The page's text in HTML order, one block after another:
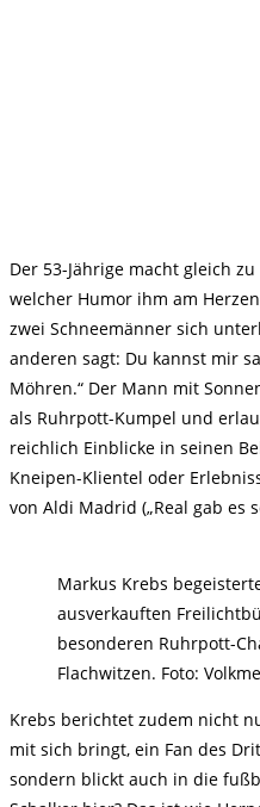
Der 53-Jährige macht gleich
welcher Humor ihm am
zwei Schneemänner sich
anderen sagt: Du kannst mir
Möhren.“ Der Mann mit
als Ruhrpott-Kumpel und
reichlich Einblicke in seinen
Kneipen-Klientel oder
von Aldi Madrid („Real gab es
Markus Krebs
ausverkauften
besonderen Ruhrpott-
Flachwitzen. Foto:
Krebs berichtet zudem nicht
mit sich bringt, ein Fan des
sondern blickt auch in die